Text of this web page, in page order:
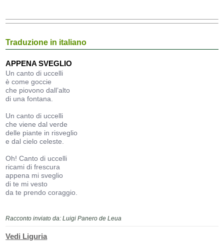
Traduzione in italiano
APPENA SVEGLIO
Un canto di uccelli
è come goccie
che piovono dall’alto
di una fontana.
Un canto di uccelli
che viene dal verde
delle piante in risveglio
e dal cielo celeste.
Oh! Canto di uccelli
ricami di frescura
appena mi sveglio
di te mi vesto
da te prendo coraggio.
Racconto inviato da: Luigi Panero de Leua
Vedi Liguria